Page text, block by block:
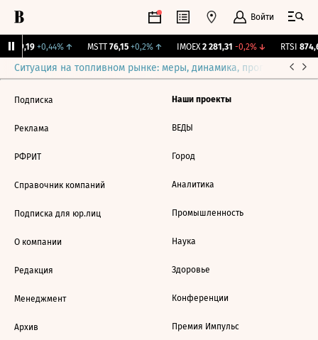
Войти
9,19 +0,44%↑ MSTT 76,15 +0,2%↑ IMOEX 2 281,31 -0,2%↓ RTSI
Ситуация на топливном рынке: меры, динамика, прогнозы
Подписка
Реклама
РФРИТ
Справочник компаний
Подписка для юр.лиц
О компании
Редакция
Менеджмент
Архив
Наши проекты
ВЕДЫ
Город
Аналитика
Промышленность
Наука
Здоровье
Конференции
Премия Импульс